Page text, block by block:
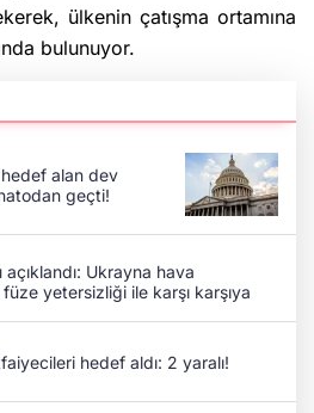
ülkenin çatışma ortamına
bulunuyor.
alan dev
geçti!
Ukrayna hava
yetersizliği ile karşı karşıya
hedef aldı: 2 yaralı!